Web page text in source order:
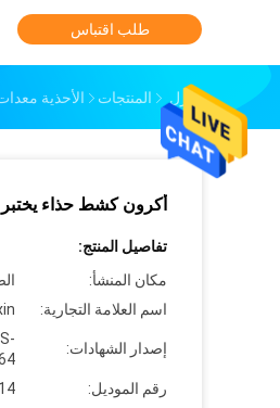
طلب اقتباس
منزل المنتجات الأحذية معدات
أكرون كشط حذاء يختبر
تفاصيل المنتج:
مكان المنشأ:
اسم العلامة التجارية:
إصدار الشهادات:
رقم الموديل: